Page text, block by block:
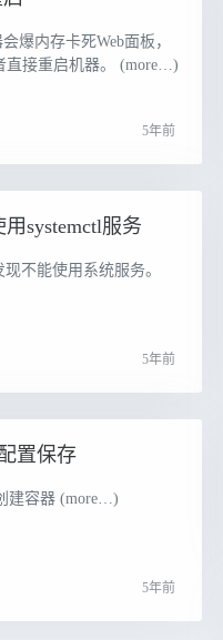
爆内存卡死Web面板，
直接重启机器。 (more…)
5年前
systemctl服务
不能使用系统服务。
5年前
置保存
建容器 (more…)
5年前